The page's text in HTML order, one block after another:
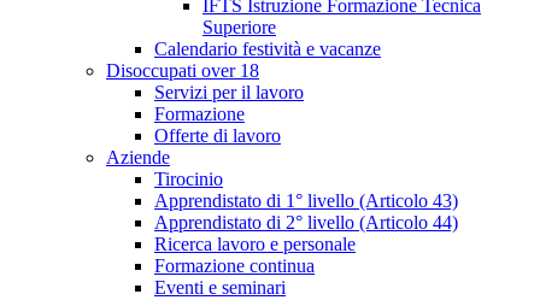
IFTS Istruzione Formazione Tecnica
Superiore
Calendario festività e vacanze
Disoccupati over 18
Servizi per il lavoro
Formazione
Offerte di lavoro
Aziende
Tirocinio
Apprendistato di 1° livello (Articolo 43)
Apprendistato di 2° livello (Articolo 44)
Ricerca lavoro e personale
Formazione continua
Eventi e seminari